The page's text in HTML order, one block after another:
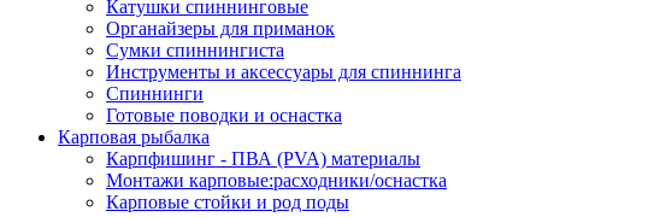
Катушки спиннинговые
Органайзеры для приманок
Сумки спиннингиста
Инструменты и аксессуары для спиннинга
Спиннинги
Готовые поводки и оснастка
Карповая рыбалка
Карпфишинг - ПВА (PVA) материалы
Монтажи карповые:расходники/оснастка
Карповые стойки и род поды